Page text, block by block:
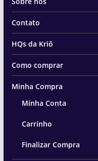
Contato
HQs da Kriô
Como comprar
Minha Compra
Minha Conta
Carrinho
Finalizar Compra